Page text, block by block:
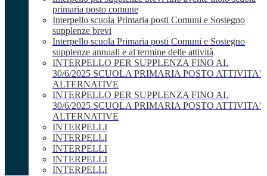
primaria posto comune
Interpello scuola Primaria posti Comuni e Sostegno
supplenze brevi
Interpello scuola Primaria posti Comuni e Sostegno
supplenze annuali e al termine delle attività
INTERPELLO PER SUPPLENZA FINO AL
30/6/2025 SCUOLA PRIMARIA POSTO ATTIVITA'
ALTERNATIVE
INTERPELLO PER SUPPLENZA FINO AL
30/6/2025 SCUOLA PRIMARIA POSTO ATTIVITA'
ALTERNATIVE
INTERPELLI
INTERPELLI
INTERPELLI
INTERPELLI
INTERPELLI